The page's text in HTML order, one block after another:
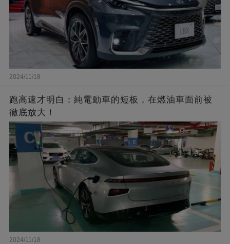
2024/11/18
跑高速才明白：純電動車的短板，在燃油車面前被
徹底放大！
2024/11/18